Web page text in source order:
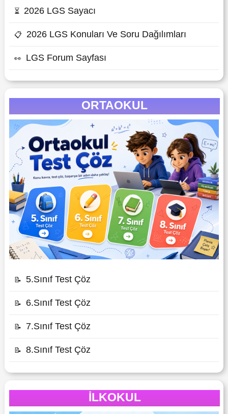
⏳ 2026 LGS Sayacı
📋 2026 LGS Konuları Ve Soru Dağılımları
👀 LGS Forum Sayfası
ORTAOKUL
📝 5.Sınıf Test Çöz
📝 6.Sınıf Test Çöz
📝 7.Sınıf Test Çöz
📝 8.Sınıf Test Çöz
İLKOKUL